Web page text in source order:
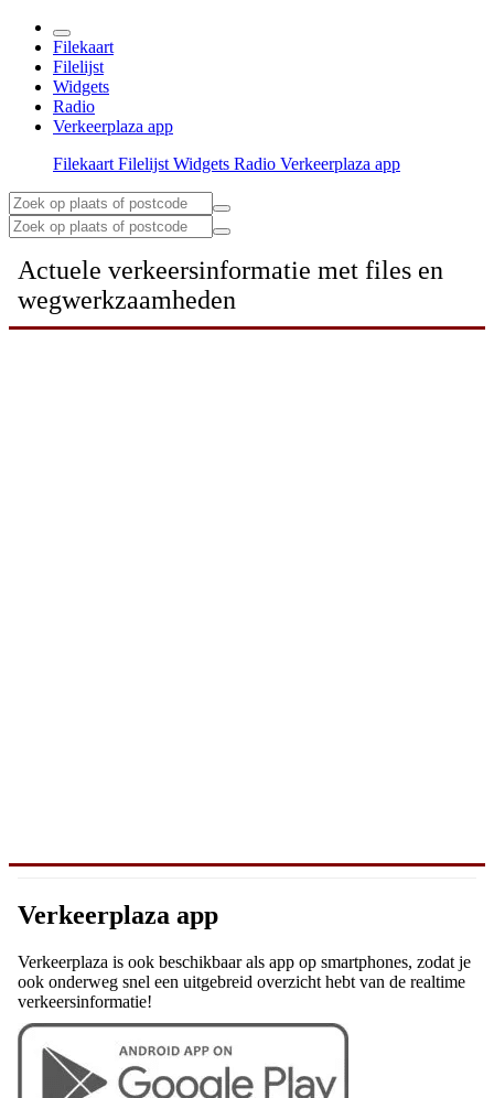
Filekaart
Filelijst
Widgets
Radio
Verkeerplaza app
Filekaart Filelijst Widgets Radio Verkeerplaza app
Actuele verkeersinformatie met files en
wegwerkzaamheden
Verkeerplaza app
Verkeerplaza is ook beschikbaar als app op smartphones, zodat je
ook onderweg snel een uitgebreid overzicht hebt van de realtime
verkeersinformatie!